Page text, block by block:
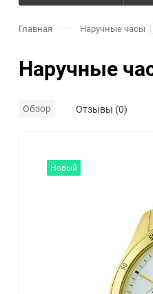
Главная Наручные часы
Наручные
Обзор Отзывы (0)
Новый